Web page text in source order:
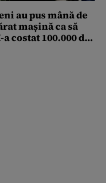
au pus mână de
mașină ca să
costat 100.000 de